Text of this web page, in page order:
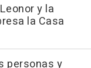
y la
la Casa
personas y